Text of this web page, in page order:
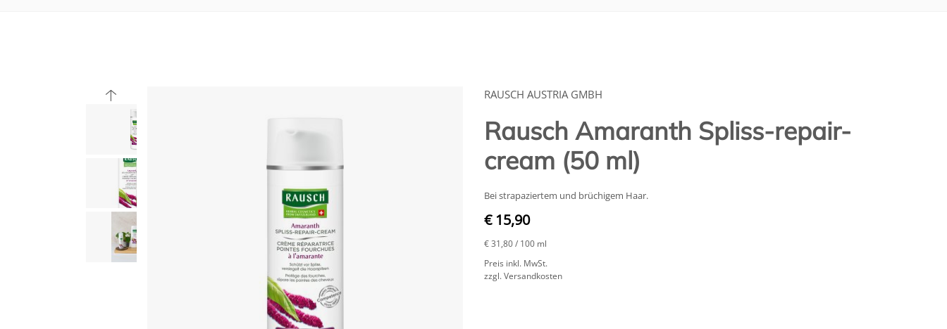
RAUSCH AUSTRIA GMBH
Rausch Amaranth Spliss-repair-
cream (50 ml)
Bei strapaziertem und brüchigem Haar.
€ 15,90
€ 31,80/ 100 ml
Preis inkl. MwSt.
zzgl. Versandkosten